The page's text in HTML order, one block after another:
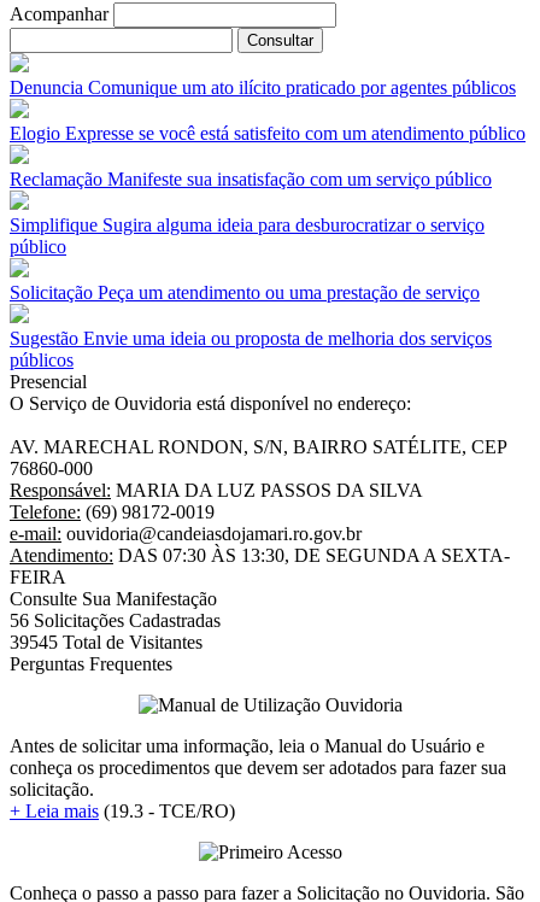
Acompanhar
Denuncia Comunique um ato ilícito praticado por agentes públicos
Elogio Expresse se você está satisfeito com um atendimento público
Reclamação Manifeste sua insatisfação com um serviço público
Simplifique Sugira alguma ideia para desburocratizar o serviço
público
Solicitação Peça um atendimento ou uma prestação de serviço
Sugestão Envie uma ideia ou proposta de melhoria dos serviços
públicos
Presencial
O Serviço de Ouvidoria está disponível no endereço:
AV. MARECHAL RONDON, S/N, BAIRRO SATÉLITE, CEP
76860-000
Responsável: MARIA DA LUZ PASSOS DA SILVA
Telefone: (69) 98172-0019
e-mail: ouvidoria@candeiasdojamari.ro.gov.br
Atendimento: DAS 07:30 ÀS 13:30, DE SEGUNDA A SEXTA-
FEIRA
Consulte Sua Manifestação
56 Solicitações Cadastradas
39545 Total de Visitantes
Perguntas Frequentes
Antes de solicitar uma informação, leia o Manual do Usuário e
conheça os procedimentos que devem ser adotados para fazer sua
solicitação.
+ Leia mais (19.3 - TCE/RO)
Conheça o passo a passo para fazer a Solicitação no Ouvidoria. São